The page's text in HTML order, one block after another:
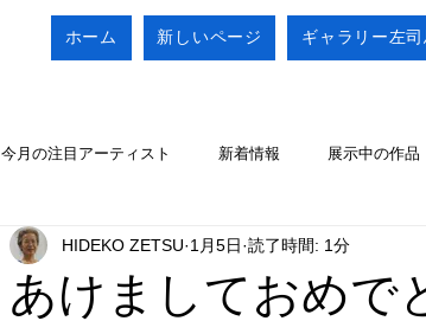
ホーム 新しいページ ギャラリー左
今月の注目アーティスト 新着情報 展示中の作品
あけましておめで
HIDEKO ZETSU 1月5日 読了時間: 1分